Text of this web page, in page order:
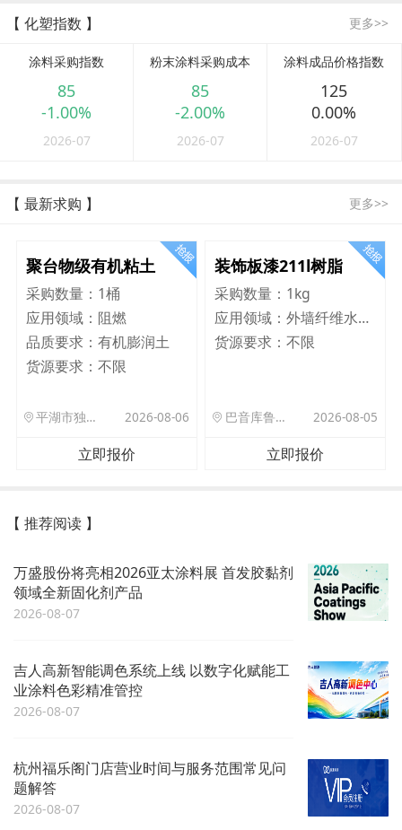
【 化塑指数 】 更多>>
涂料采购指数
85
-1.00%
2026-07
粉末涂料采购成本
85
-2.00%
2026-07
涂料成品价格指数
125
0.00%
2026-07
【 最新求购 】 更多>>
聚台物级有机粘土
采购数量： 1桶
应用领域： 阻燃
品质要求： 有机膨润土
货源要求： 不限
平湖市独山港镇集港路 589 号 2026-08-06
立即报价
装饰板漆211l树脂
采购数量： 1kg
应用领域：
外墙纤维水泥板
货源要求：不限
巴音库鲁提镇,托帕口岸六号库房 2026-08-05
立即报价
【 推荐阅读 】
万盛股份将亮相2026亚太涂料展 首发胶黏剂
领域全新固化剂产品
2026-08-07
吉人高新智能调色系统上线 以数字化赋能工
业涂料色彩精准管控
2026-08-07
杭州福乐阁门店营业时间与服务范围常见问
题解答
2026-08-07